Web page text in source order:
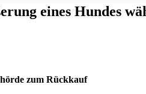
eines Hundes
zum Rückkauf